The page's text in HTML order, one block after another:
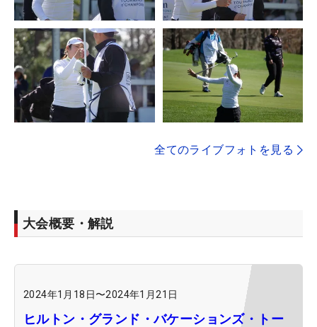
全てのライブフォトを見る
大会概要・解説
2024年1月18日〜2024年1月21日
ヒルトン・グランド・バケーションズ・トー